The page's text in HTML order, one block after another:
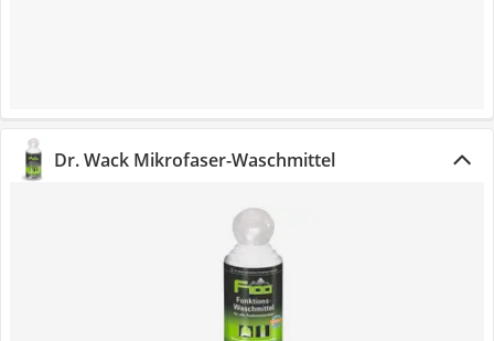
Dr. Wack Mikrofaser-Waschmittel